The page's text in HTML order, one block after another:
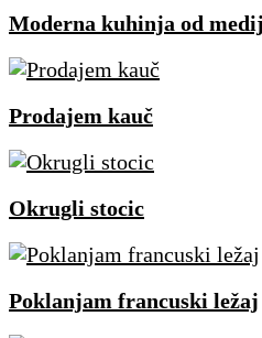
Moderna kuhinja od
Prodajem kauč
Okrugli stocic
Poklanjam francuski ležaj